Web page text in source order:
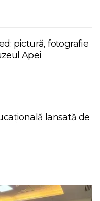
pictură, fotografie
Apei
lansată de